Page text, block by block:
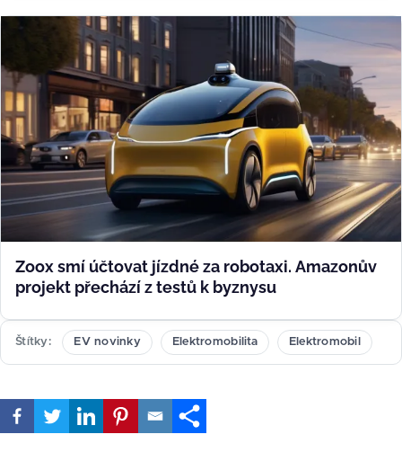
Zoox smí účtovat jízdné za robotaxi. Amazonův
projekt přechází z testů k byznysu
Štítky EV novinky Elektromobilita Elektromobil